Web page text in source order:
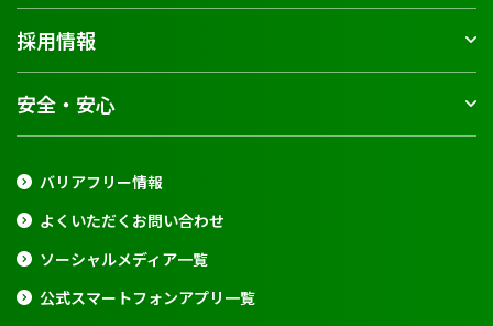
採用情報
安全・安心
バリアフリー情報
よくいただくお問い合わせ
ソーシャルメディア一覧
公式スマートフォンアプリ一覧